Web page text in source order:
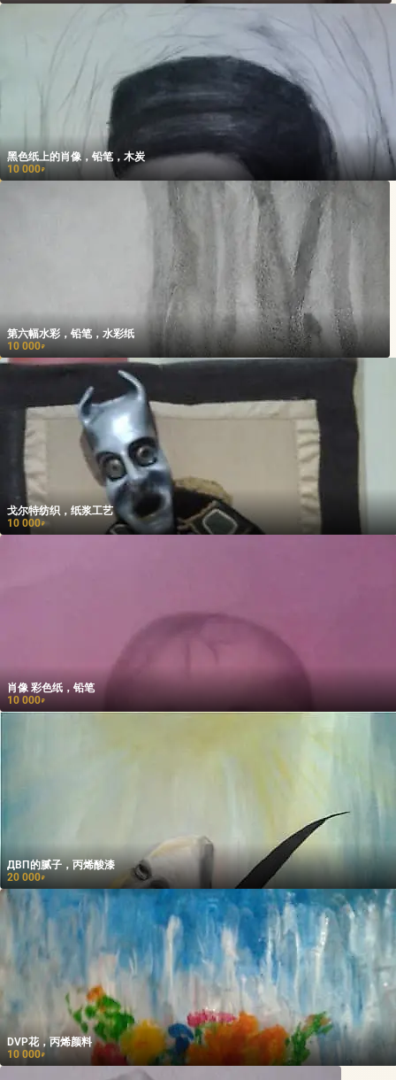
黑色纸上的肖像，铅笔，木炭
10 000₽
第六幅水彩，铅笔，水彩纸
10 000₽
戈尔特纺织，纸浆工艺
10 000₽
肖像 彩色纸，铅笔
10 000₽
ДВП的腻子，丙烯酸漆
20 000₽
DVP花，丙烯颜料
10 000₽